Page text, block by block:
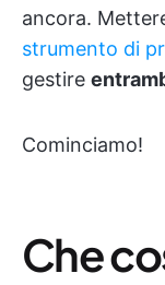
ancora.
strumento di
gestire
Cominciamo!
Che